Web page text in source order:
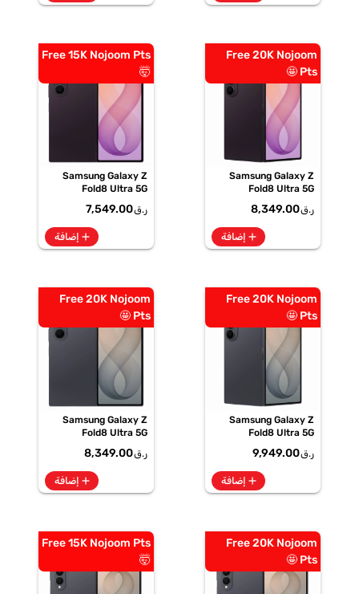
Free 20K Nojoom
Pts 🤩
Samsung Galaxy Z
Fold8 Ultra 5G
Shadow Smartphone,
SM-F976BZVOMEA
ر.ق8,349.00
add إضافة
Free 15K Nojoom Pts
🤯
Samsung Galaxy Z
Fold8 Ultra 5G
Shadow Smartphone,
SM-F976BZVIMEA
ر.ق7,549.00
add إضافة
Free 20K Nojoom
Pts 🤩
Samsung Galaxy Z
Fold8 Ultra 5G
Smartphone, SM-
F976BZKPMEA
ر.ق9,949.00
add إضافة
Free 20K Nojoom
Pts 🤩
Samsung Galaxy Z
Fold8 Ultra 5G
Smartphone, SM-
F976BZKOMEA
ر.ق8,349.00
add إضافة
Free 20K Nojoom
Pts 🤩
Free 15K Nojoom Pts
🤯